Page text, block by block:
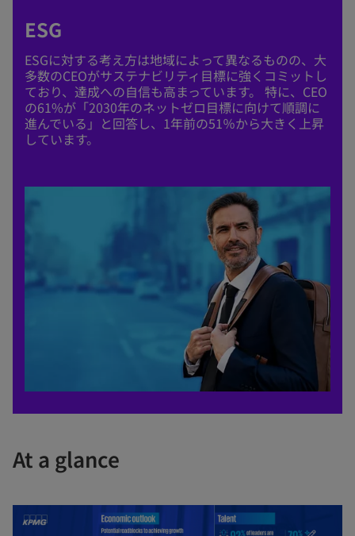
ESG
ESGに対する考え方は地域によって異なるものの、大
多数のCEOがサステナビリティ目標に強くコミットし
ており、達成への自信も高まっています。 特に、CEO
の61%が「2030年のネットゼロ目標に向けて順調に
進んでいる」と回答し、1年前の51％から大きく上昇
しています。
At a glance